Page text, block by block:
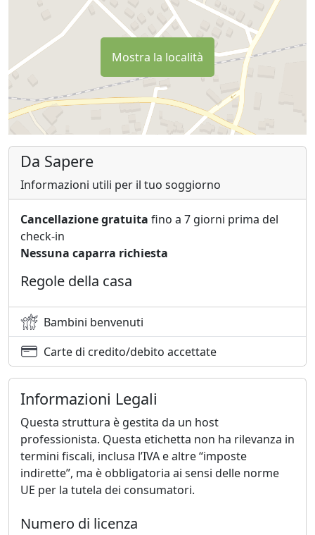
Mostra la località
Da Sapere
Informazioni utili per il tuo soggiorno
Cancellazione gratuita fino a 7 giorni prima del
check-in
Nessuna caparra richiesta
Regole della casa
Bambini benvenuti
Carte di credito/debito accettate
Informazioni Legali
Questa struttura è gestita da un host
professionista. Questa etichetta non ha rilevanza in
termini fiscali, inclusa l’IVA e altre “imposte
indirette”, ma è obbligatoria ai sensi delle norme
UE per la tutela dei consumatori.
Numero di licenza